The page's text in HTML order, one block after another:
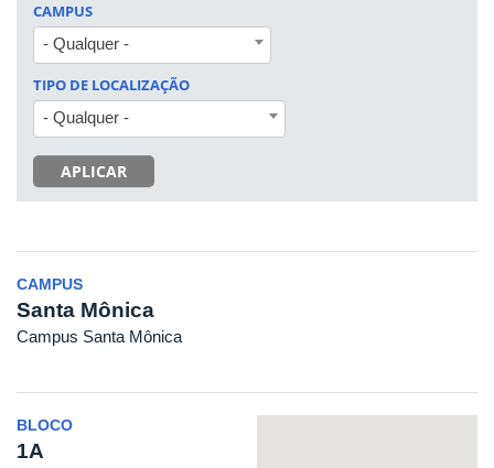
CAMPUS
- Qualquer -
TIPO DE LOCALIZAÇÃO
- Qualquer -
APLICAR
CAMPUS
Santa Mônica
Campus Santa Mônica
BLOCO
1A